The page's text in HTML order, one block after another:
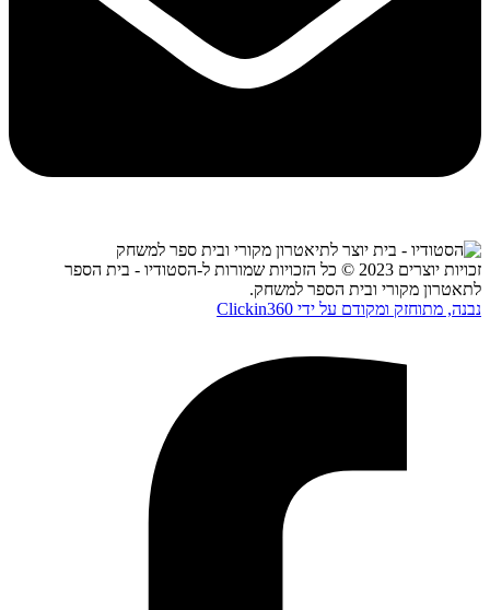
זכויות יוצרים 2023 © כל הזכויות שמורות ל-הסטודיו - בית הספר
לתאטרון מקורי ובית הספר למשחק.
נבנה, מתוחזק ומקודם על ידי Clickin360